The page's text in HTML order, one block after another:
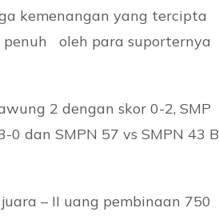
kemenangan yang tercipta
oleh para suporternya
2 dengan skor 0-2, SMP
dan SMPN 57 vs SMPN 43 B
– II uang pembinaan 750